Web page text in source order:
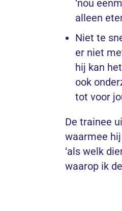
‘nou
alleen
Niet te
er niet
hij kan
ook
tot voor
De trainee
waarmee
‘als welk
waarop ik